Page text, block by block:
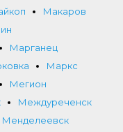
Макаров
Марганец
Маркс
Мегион
Междуреченск
Менделеевск